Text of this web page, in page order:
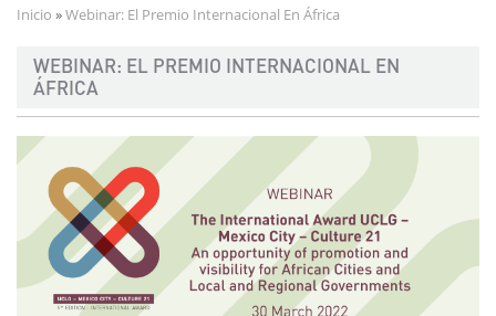
Ruta de navegación
Inicio Webinar: El Premio Internacional En África
WEBINAR: EL PREMIO INTERNACIONAL EN
ÁFRICA